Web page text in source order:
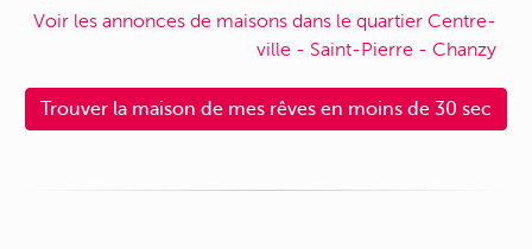
Voir les annonces de maisons dans le quartier Centre-
ville - Saint-Pierre - Chanzy
Trouver la maison de mes rêves en moins de 30 sec